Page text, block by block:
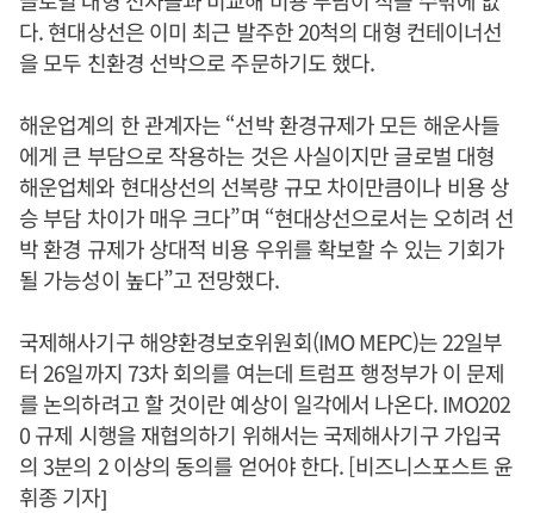
다. 현대상선은 이미 최근 발주한 20척의 대형 컨테이너선
을 모두 친환경 선박으로 주문하기도 했다.
해운업계의 한 관계자는 “선박 환경규제가 모든 해운사들
에게 큰 부담으로 작용하는 것은 사실이지만 글로벌 대형
해운업체와 현대상선의 선복량 규모 차이만큼이나 비용 상
승 부담 차이가 매우 크다”며 “현대상선으로서는 오히려 선
박 환경 규제가 상대적 비용 우위를 확보할 수 있는 기회가
될 가능성이 높다”고 전망했다.
국제해사기구 해양환경보호위원회(IMO MEPC)는 22일부
터 26일까지 73차 회의를 여는데 트럼프 행정부가 이 문제
를 논의하려고 할 것이란 예상이 일각에서 나온다. IMO202
0 규제 시행을 재협의하기 위해서는 국제해사기구 가입국
의 3분의 2 이상의 동의를 얻어야 한다. [비즈니스포스트 윤
휘종 기자]